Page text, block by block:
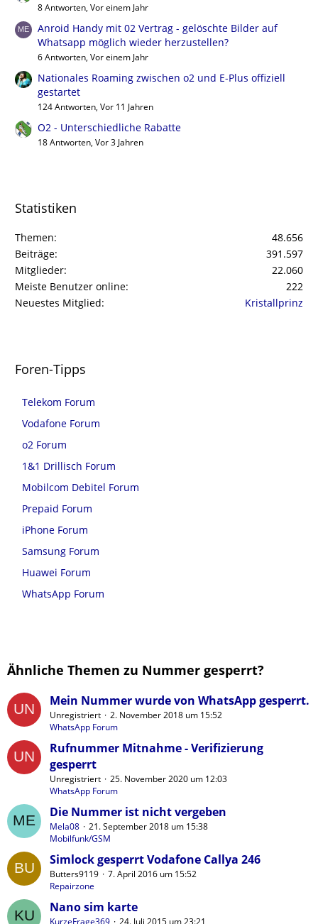
8 Antworten, Vor einem Jahr
Anroid Handy mit 02 Vertrag - gelöschte Bilder auf
Whatsapp möglich wieder herzustellen?
6 Antworten, Vor einem Jahr
Nationales Roaming zwischen o2 und E-Plus offiziell
gestartet
124 Antworten, Vor 11 Jahren
O2 - Unterschiedliche Rabatte
18 Antworten, Vor 3 Jahren
Statistiken
Themen
48.656
Beiträge
391.597
Mitglieder
22.060
Meiste Benutzer online
222
Neuestes Mitglied
Kristallprinz
Foren-Tipps
Telekom Forum
Vodafone Forum
o2 Forum
1&1 Drillisch Forum
Mobilcom Debitel Forum
Prepaid Forum
iPhone Forum
Samsung Forum
Huawei Forum
WhatsApp Forum
Ähnliche Themen zu Nummer gesperrt?
Mein Nummer wurde von WhatsApp gesperrt.
Unregistriert
2. November 2018 um 15:52
WhatsApp Forum
Rufnummer Mitnahme - Verifizierung
gesperrt
Unregistriert
25. November 2020 um 12:03
WhatsApp Forum
Die Nummer ist nicht vergeben
Mela08
21. September 2018 um 15:38
Mobilfunk/GSM
Simlock gesperrt Vodafone Callya 246
Butters9119
7. April 2016 um 15:52
Repairzone
Nano sim karte
KurzeFrage369 24. Juli 2015 um 23:21